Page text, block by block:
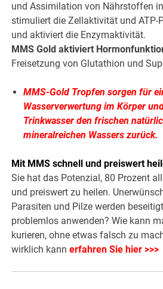
und Assimilation von Nährstoffen
stimuliert die Zellaktivität und ATP-
und aktiviert die Enzymaktivität.
MMS Gold aktiviert
Freisetzung von Glutathion und
MMS-Gold Tropfen sorgen für
Wasserverwertung im Körper
Trinkwasser den frischen
mineralreichen Wassers zurück.
Mit MMS schnell und preiswert
Sie hat das Potenzial, 80 Prozent
und preiswert zu heilen.
Parasiten und Pilze werden
problemlos anwenden? Wie kann
kurieren, ohne etwas falsch zu
wirklich kannerfahren Sie hier >>>